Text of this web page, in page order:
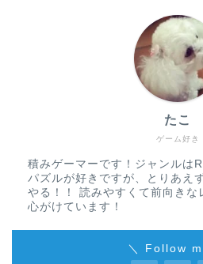
ゲーム好き
たこ
積みゲーマーです！ジャンルは
パズルが好きですが、とりあえ
やる！！ 読みやすくて前向きな
心がけています！
＼ Follow